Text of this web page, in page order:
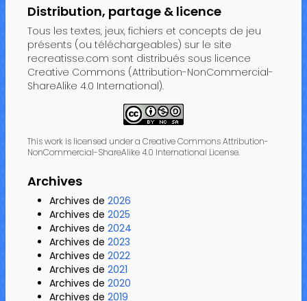
Distribution, partage & licence
Tous les textes, jeux, fichiers et concepts de jeu
présents (ou téléchargeables) sur le site
recreatisse.com sont distribués sous licence
Creative Commons (Attribution-NonCommercial-
ShareAlike 4.0 International).
This work is licensed under a Creative Commons Attribution-
NonCommercial-ShareAlike 4.0 International License.
Archives
Archives de 2026
Archives de 2025
Archives de 2024
Archives de 2023
Archives de 2022
Archives de 2021
Archives de 2020
Archives de 2019